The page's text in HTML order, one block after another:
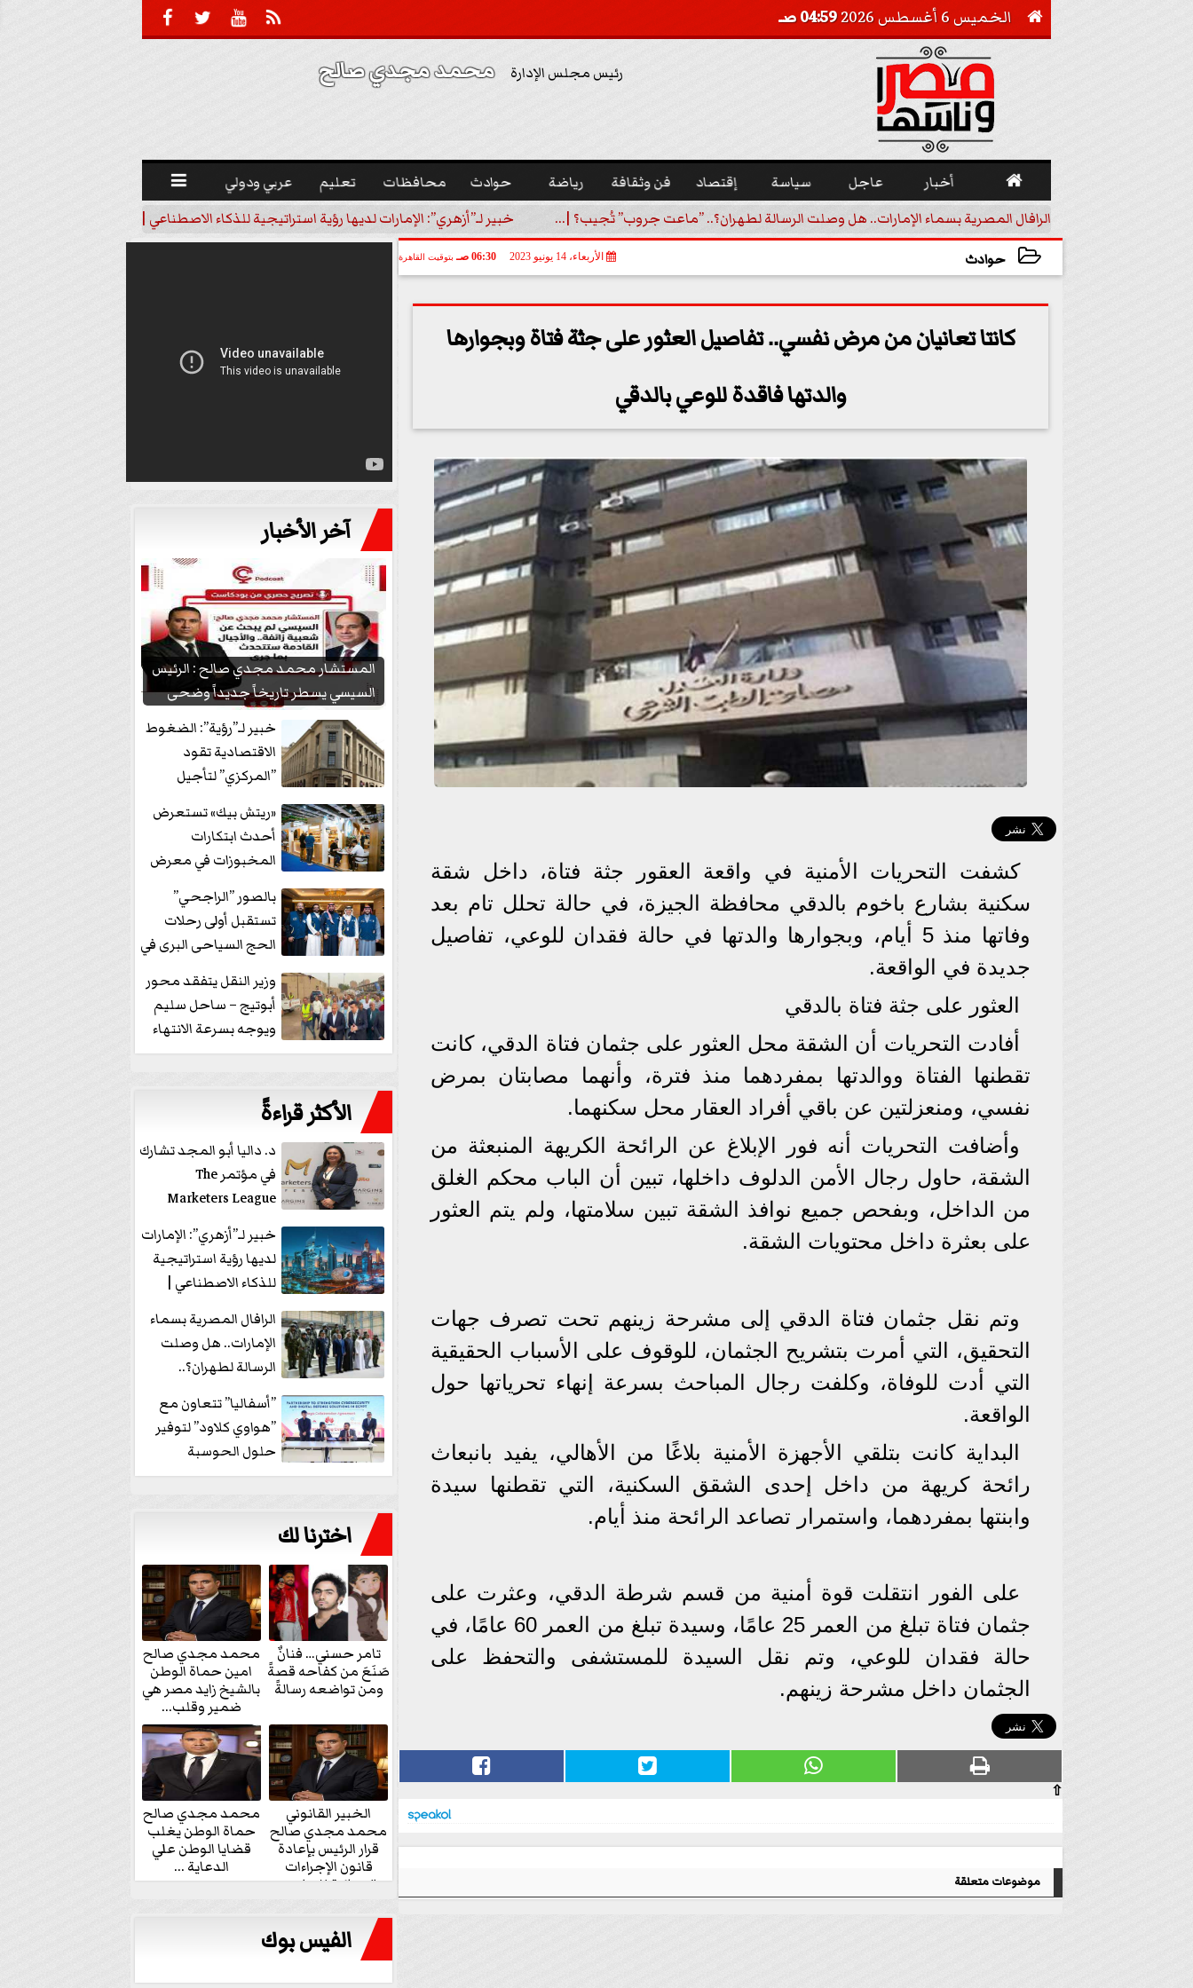
  

 الخميس 6 أغسطس 2026 04:59 صـ
رئيس مجلس الإدارة محمد مجدي صالح
 أخبار عاجل سياسة إقتصاد فن وثقافة رياضة حوادث محافظات تعليم عربي ودولي 
الرافال المصرية بسماء الإمارات.. هل وصلت الرسالة لطهران؟.. ”ماعت جروب” تُجيب؟ |... خبير لـ”أزهري”: الإمارات لديها رؤية استراتيجية للذكاء الاصطناعي | فيديو
حوادث الأربعاء، 14 يونيو 2023 06:30 صـ بتوقيت القاهرة
كانتا تعانيان من مرض نفسي.. تفاصيل العثور على جثة فتاة وبجوارها
والدتها فاقدة للوعي بالدقي
كشفت التحريات الأمنية في واقعة العقور جثة فتاة، داخل شقة
سكنية بشارع باخوم بالدقي محافظة الجيزة، في حالة تحلل تام بعد
وفاتها منذ 5 أيام، وبجوارها والدتها في حالة فقدان للوعي، تفاصيل
جديدة في الواقعة.
العثور على جثة فتاة بالدقي
أفادت التحريات أن الشقة محل العثور على جثمان فتاة الدقي، كانت
تقطنها الفتاة ووالدتها بمفردهما منذ فترة، وأنهما مصابتان بمرض
نفسي، ومنعزلتين عن باقي أفراد العقار محل سكنهما.
وأضافت التحريات أنه فور الإبلاغ عن الرائحة الكريهة المنبعثة من
الشقة، حاول رجال الأمن الدلوف داخلها، تبين أن الباب محكم الغلق
من الداخل، وبفحص جميع نوافذ الشقة تبين سلامتها، ولم يتم العثور
على بعثرة داخل محتويات الشقة.
وتم نقل جثمان فتاة الدقي إلى مشرحة زينهم تحت تصرف جهات
التحقيق، التي أمرت بتشريح الجثمان، للوقوف على الأسباب الحقيقية
التي أدت للوفاة، وكلفت رجال المباحث بسرعة إنهاء تحرياتها حول
الواقعة.
البداية كانت بتلقي الأجهزة الأمنية بلاغًا من الأهالي، يفيد بانبعاث
رائحة كريهة من داخل إحدى الشقق السكنية، التي تقطنها سيدة
وابنتها بمفردهما، واستمرار تصاعد الرائحة منذ أيام.
على الفور انتقلت قوة أمنية من قسم شرطة الدقي، وعثرت على
جثمان فتاة تبلغ من العمر 25 عامًا، وسيدة تبلغ من العمر 60 عامًا، في
حالة فقدان للوعي، وتم نقل السيدة للمستشفى والتحفظ على
الجثمان داخل مشرحة زينهم.
⇧
موضوعات متعلقة
آخر الأخبار
المستشار محمد مجدي صالح : الرئيس
السيسي يسطر تاريخاً جديداً وضحى
بشعبيته...
خبير لـ”رؤية”: الضغوط
الاقتصادية تقود
”المركزي” لتأجيل
«ريتش بيك» تستعرض
أحدث ابتكارات
المخبوزات في معرض
منتجات...
بالصور ”الراجحي”
تستقبل أولى رحلات
الحج السياحى البرى في
وزير النقل يتفقد محور
أبوتيج – ساحل سليم
ويوجه بسرعة الانتهاء
من...
الأكثر قراءةً
د. داليا أبو المجد تشارك
في مؤتمر The
Marketers League
وتدير جلسة...
خبير لـ”أزهري”: الإمارات
لديها رؤية استراتيجية
للذكاء الاصطناعي |
الرافال المصرية بسماء
الإمارات.. هل وصلت
الرسالة لطهران؟..
”ماعت جروب” تُجيب؟
|...
”أسفاليا” تتعاون مع
”هواوي كلاود” لتوفير
حلول الحوسبة
السحابية والأمن
اخترنا لك
تامر حسني… فنانٌ
صَنَعَ من كفاحه قصةً
ومن تواضعه رسالةً
محمد مجدي صالح
امين حماة الوطن
بالشيخ زايد مصر هي
ضمير وقلب...
الخبير القانوني
محمد مجدي صالح
قرار الرئيس بإعادة
قانون الإجراءات
الجنائية للنواب...
محمد مجدي صالح
حماة الوطن يغلب
قضايا الوطن علي
الدعاية ...
الفيس بوك